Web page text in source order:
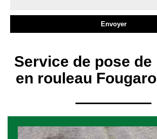
Service de pose de
en rouleau